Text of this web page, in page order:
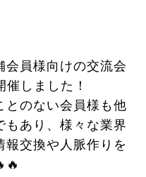
会員様向けの交流会
しました！
とのない会員様も他
もあり、様々な業界
報交換や人脈作りを